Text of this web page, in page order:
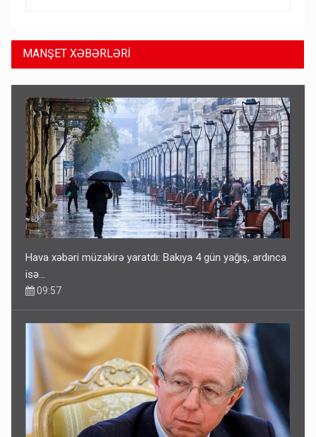
MANŞET XƏBƏRLƏRİ
Hava xəbəri müzakirə yaratdı: Bakıya 4 gün yağış, ardınca
isə…
09:57